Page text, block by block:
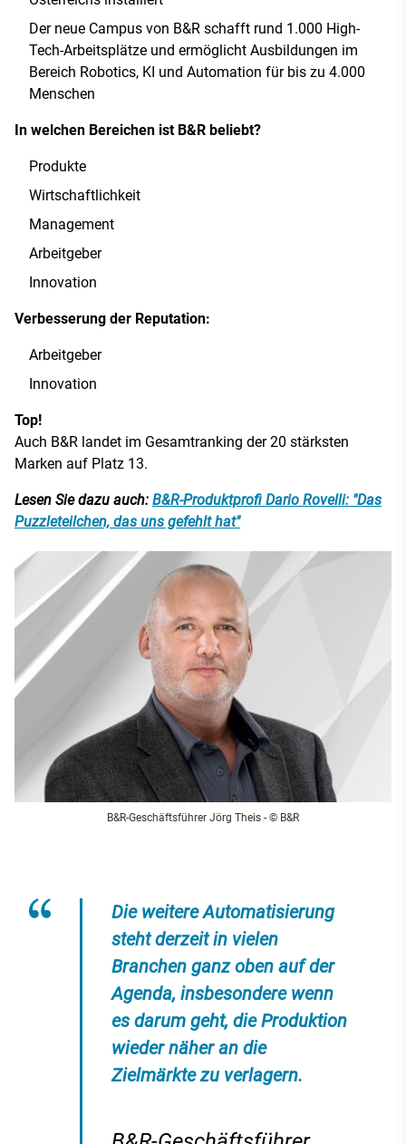
Der neue Campus von B&R schafft rund 1.000 High-
Tech-Arbeitsplätze und ermöglicht Ausbildungen im
Bereich Robotics, KI und Automation für bis zu 4.000
Menschen
In welchen Bereichen ist B&R beliebt?
Produkte
Wirtschaftlichkeit
Management
Arbeitgeber
Innovation
Verbesserung der Reputation:
Arbeitgeber
Innovation
Top!
Auch B&R landet im Gesamtranking der 20 stärksten
Marken auf Platz 13.
Lesen Sie dazu auch: B&R-Produktprofi Dario Rovelli: "Das
Puzzleteilchen, das uns gefehlt hat"
B&R-Geschäftsführer Jörg Theis - © B&R
Die weitere Automatisierung
steht derzeit in vielen
Branchen ganz oben auf der
Agenda, insbesondere wenn
es darum geht, die Produktion
wieder näher an die
Zielmärkte zu verlagern.